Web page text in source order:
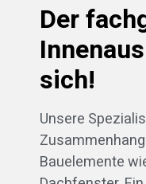
Der
sich!
Unsere
Bauelemente